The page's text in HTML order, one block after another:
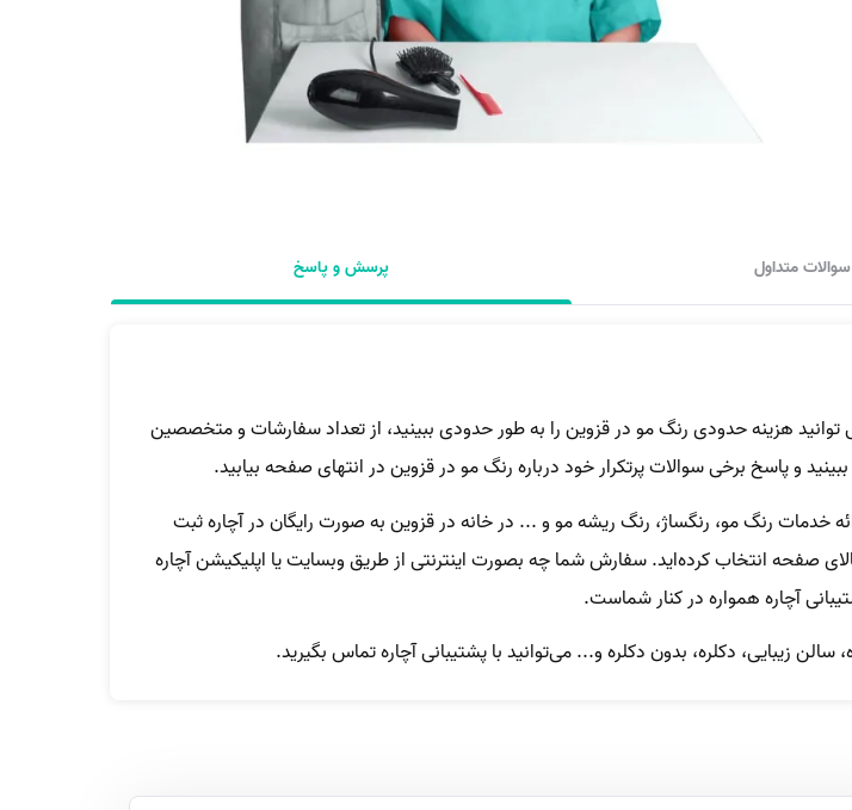
سوالات متداول پرسش و پاسخ
هزینه حدودی رنگ مو در قزوین را به طور حدودی ببینید، از تعداد سفارشات و متخصصین
و پاسخ برخی سوالات پرتکرار خود درباره رنگ مو در قزوین در انتهای صفحه بیابید.
خدمات رنگ مو، رنگساژ، رنگ ریشه مو و ... در خانه در قزوین به صورت رایگان در آچاره ثبت
صفحه انتخاب کرده‌اید. سفارش شما چه بصورت اینترنتی از طریق وبسایت یا اپلیکیشن آچاره
آچاره همواره در کنار شماست.
زیبایی، دکلره، بدون دکلره و... می‌توانید با پشتیبانی آچاره تماس بگیرید.